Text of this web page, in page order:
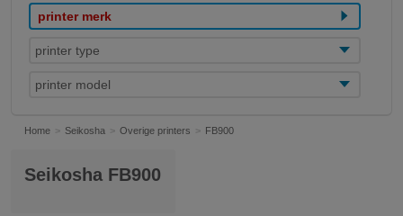
printer merk
printer type
printer model
Home Seikosha Overige printers FB900
Seikosha FB900